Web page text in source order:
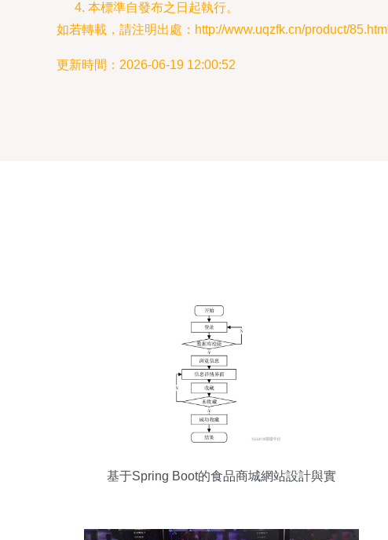
本標準自發布之日起執行。
如若轉載，請注明出處：http://www.uqzfk.cn/product/85.html
更新時間：2026-06-19 12:00:52
基于Spring Boot的食品商城網站設計與實